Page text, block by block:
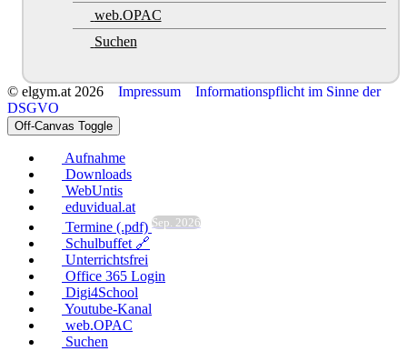
web.OPAC
Suchen
© elgym.at 2026 Impressum
Informationspflicht im Sinne der
DSGVO
Off-Canvas Toggle
Aufnahme
Downloads
WebUntis
eduvidual.at
Termine (.pdf) Sep. 2026
Schulbuffet 🔗
Unterrichtsfrei
Office 365 Login
Digi4School
Youtube-Kanal
web.OPAC
Suchen